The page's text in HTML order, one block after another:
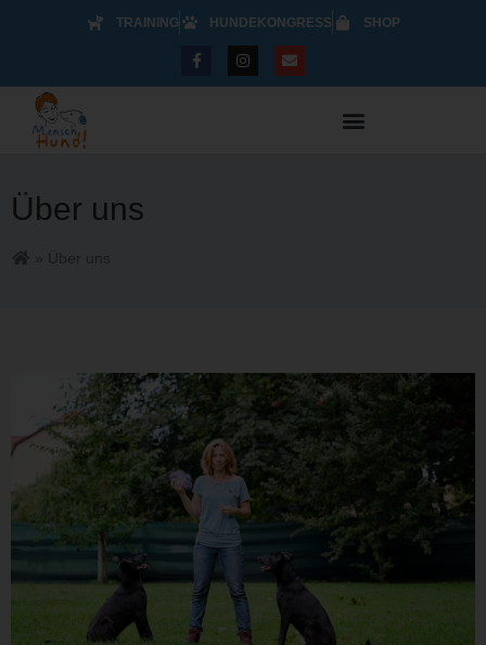
TRAINING HUNDEKONGRESS SHOP
Über uns